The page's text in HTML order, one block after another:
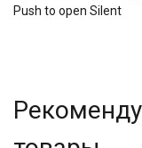
Push to open Silent